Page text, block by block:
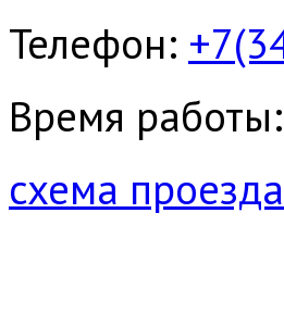
Телефон:
Время
схема проезда